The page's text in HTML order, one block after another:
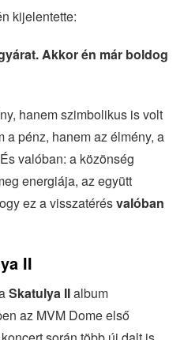
kijelentette:
Akkor én már boldog
hanem szimbolikus is volt
a pénz, hanem az élmény, a
valóban: a közönség
energiája, az együtt
ez a visszatérésvalóban
II
Skatulya IIalbum
az MVM Dome első